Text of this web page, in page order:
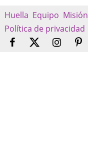
Huella Equipo Misión
Política de privacidad